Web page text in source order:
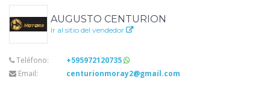
AUGUSTO CENTURION
Ir al sitio del vendedor
Teléfono:
+595972120735
Email:
centurionmoray2@gmail.com